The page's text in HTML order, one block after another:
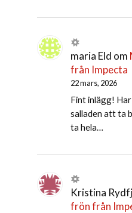
maria Eld om
från Impecta
22 mars, 2026
Fint inlägg!
salladen att ta
ta hela…
Kristina
frön från